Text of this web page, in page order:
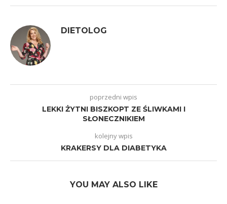
DIETOLOG
poprzedni wpis
LEKKI ŻYTNI BISZKOPT ZE ŚLIWKAMI I
SŁONECZNIKIEM
kolejny wpis
KRAKERSY DLA DIABETYKA
YOU MAY ALSO LIKE